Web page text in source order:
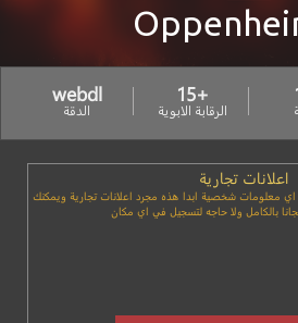
+15
الرقابة الابوية
webdl
الدقة
اعلانات تجارية
معلومات شخصية ابدا هذه مجرد اعلانات تجارية ويمكنك
بالكامل ولا حاجه لتسجيل في اي مكان